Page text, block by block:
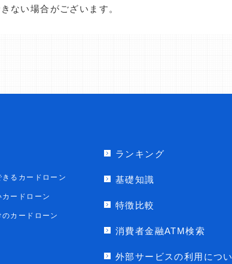
ない場合がございます。
きるカードローン
ードローン
カードローン
ランキング
基礎知識
特徴比較
消費者金融ATM検索
外部サービスの利用につい